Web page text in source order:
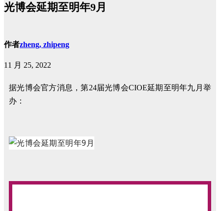
光博会延期至明年9月
作者zheng, zhipeng
11 月 25, 2022
据光博会官方消息，第24届光博会CIOE延期至明年九月举
办：